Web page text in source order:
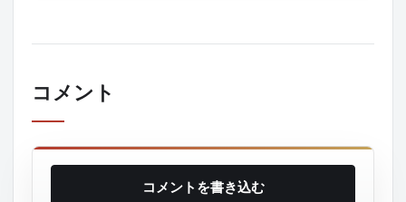
コメント
コメントを書き込む